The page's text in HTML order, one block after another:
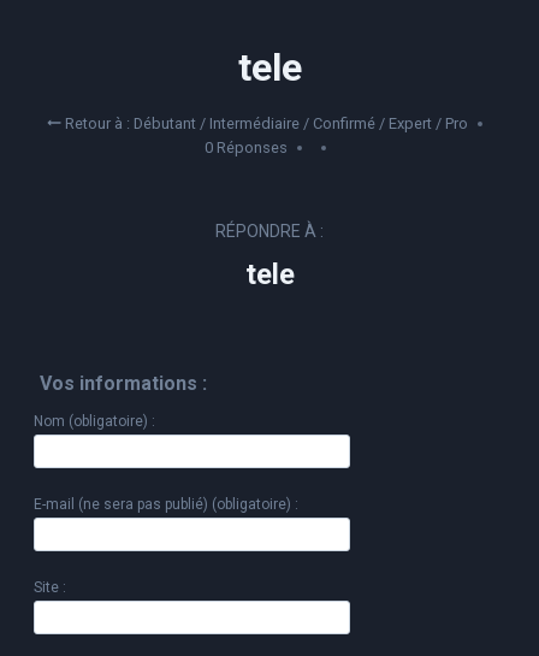
tele
Retour à : Débutant / Intermédiaire / Confirmé / Expert / Pro
0 Réponses
RÉPONDRE À :
tele
Vos informations :
Nom (obligatoire) :
E-mail (ne sera pas publié) (obligatoire) :
Site :